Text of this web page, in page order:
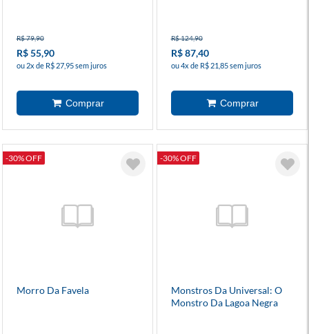
R$ 79,90
R$ 55,90
ou 2x de R$ 27,95 sem juros
R$ 124,90
R$ 87,40
ou 4x de R$ 21,85 sem juros
-30% OFF
Morro Da Favela
-30% OFF
Monstros Da Universal: O
Monstro Da Lagoa Negra